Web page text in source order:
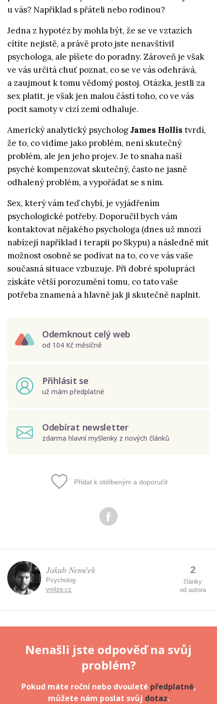
u vás? Například s přáteli nebo rodinou?
Jedna z hypotéz by mohla být, že se ve vztazích
cítíte nejistě, a právě proto jste nenavštívil
psychologa, ale píšete do poradny. Zároveň je však
ve vás určitá chuť poznat, co se ve vás odehrává,
a zaujmout k tomu vědomý postoj. Otázka, jestli za
sex platit, je však jen malou částí toho, co ve vás
pocit samoty v cizí zemi odhaluje.
Americký analytický psychologJames Hollis tvrdí,
že to, co vidíme jako problém, není skutečný
problém, ale jen jeho projev. Je to snaha naší
psyché kompenzovat skutečný, často ne jasně
odhalený problém, a vypořádat se s ním.
Sex, který vám teď chybí, je vyjádřením
psychologické potřeby. Doporučil bych vám
kontaktovat nějakého psychologa (dnes už mnozí
nabízejí například i terapii po Skypu) a následně mít
možnost osobně se podívat na to, co ve vás vaše
současná situace vzbuzuje. Při dobré spolupráci
získáte větší porozumění tomu, co tato vaše
potřeba znamená a hlavně jak ji skutečně naplnit.
Odemknout celý web
od 104 Kč měsíčně
Přihlásit se
už mám předplatné
Odebírat newsletter
zdarma hlavní myšlenky z nových článků
Odeslat
Přidat k oblíbeným a doporučit
Jakub Nemček
Psycholog
vmlze.cz
2
články
od autora
Nenašli jste odpověď na svůj
problém?
Pokud máte roční nebo dvouleté předplatné,
můžete nám poslat svůj dotaz.